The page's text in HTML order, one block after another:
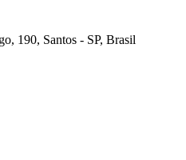
190, Santos - SP, Brasil